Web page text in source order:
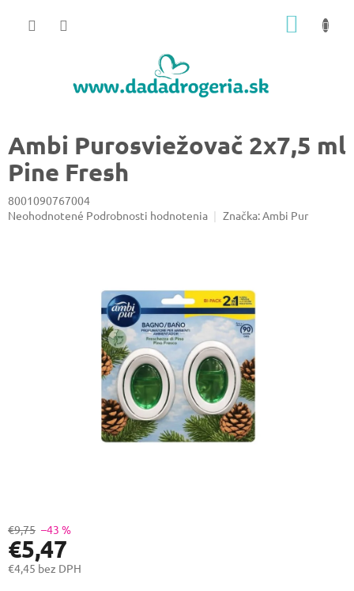
Ambi Purosviežovač 2x7,5 ml
Pine Fresh
8001090767004
Priemerné
Neohodnotené Podrobnosti hodnotenia Značka:Ambi Pur
€9,75 –43 %
€5,47
€4,45 bez DPH